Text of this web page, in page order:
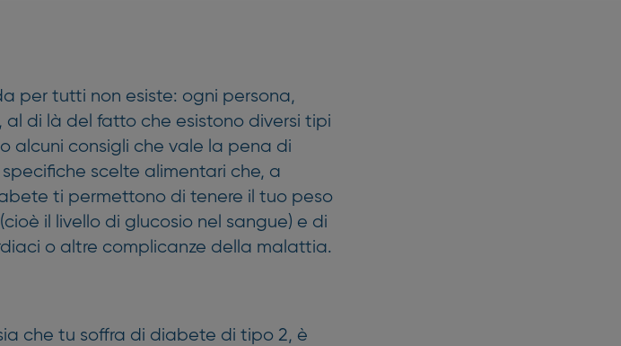
per tutti non esiste: ogni persona,
di là del fatto che esistono diversi tipi
alcuni consigli che vale la pena di
scelte alimentari che, a
ti permettono di tenere il tuo peso
il livello di glucosio nel sangue) e di
o altre complicanze della malattia.
che tu soffra di diabete di tipo 2, è